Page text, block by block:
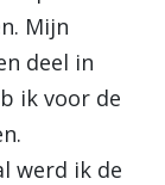
Mijn
deel in
ik voor de
werd ik de